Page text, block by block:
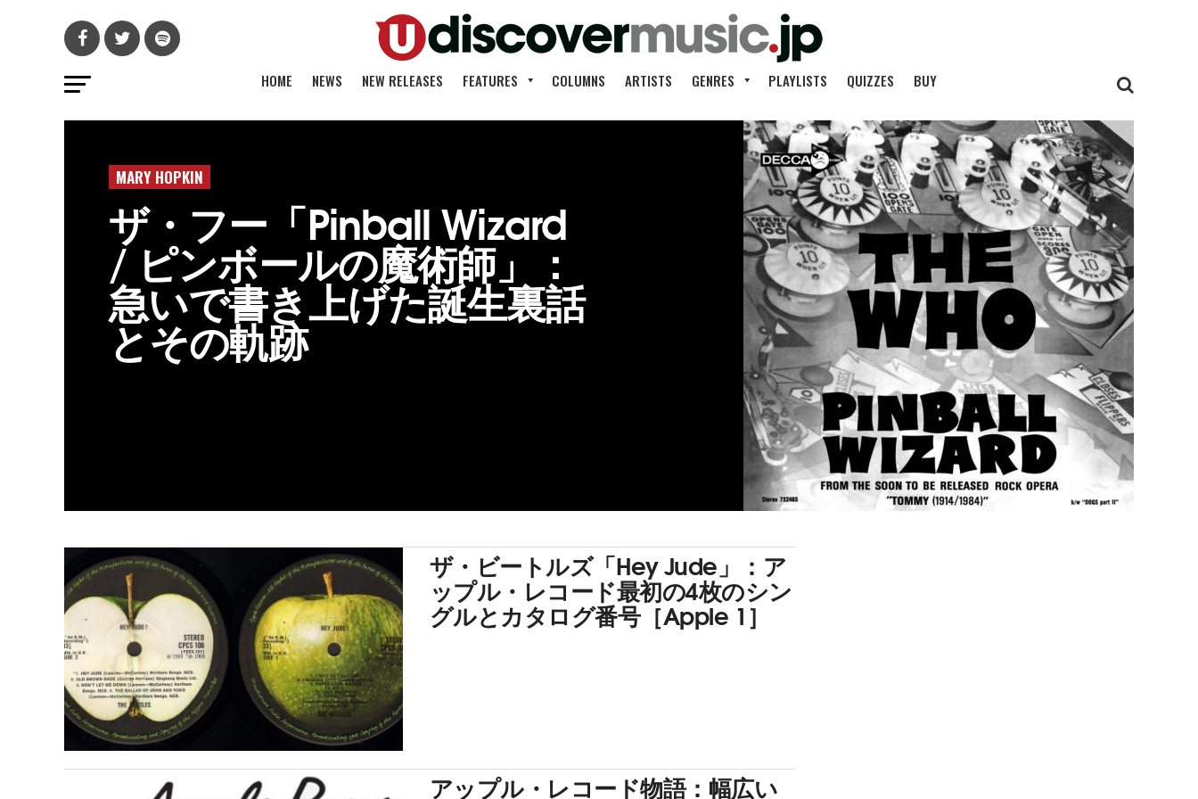
HOME NEWS NEW RELEASES FEATURES COLUMNS ARTISTS GENRES PLAYLISTS QUIZZES BUY
MARY HOPKIN
ザ・フー「Pinball Wizard
/ ピンボールの魔術師」：
急いで書き上げた誕生裏話
とその軌跡
ザ・ビートルズ「Hey Jude」：ア
ップル・レコード最初の4枚のシン
グルとカタログ番号［Apple 1］
アップル・レコード物語：幅広い